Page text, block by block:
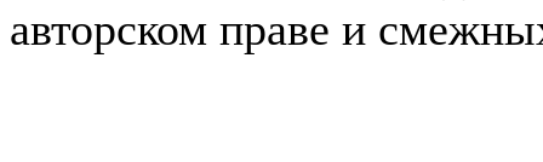
авторском праве и